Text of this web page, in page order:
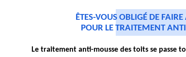
ÊTES-VOUS OBLIGÉ DE
POUR LE TRAITEMENT
Le traitement anti-mousse des toits se passe